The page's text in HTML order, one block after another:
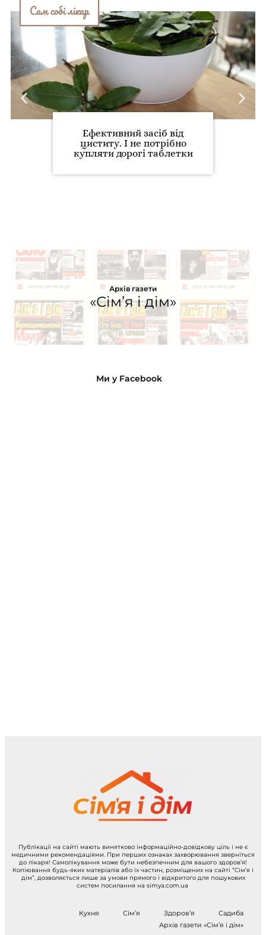
Сам собі лікар
Ефективний засіб від
циститу. І не потрібно
купляти дорогі таблетки
Архів газети
«Сім’я і дім»
Ми у Facebook
Публікації на сайті мають винятково інформаційно-довідкову ціль і не є
медичними рекомендаціями. При перших ознаках захворювання зверніться
до лікаря! Самолікування може бути небезпечним для вашого здоров’я!
Копіювання будь-яких матеріалів або їх частин, розміщених на сайті “Сім’я і
дім”, дозволяється лише за умови прямого і відкритого для пошукових
систем посилання на simya.com.ua
Кухня Сім’я Здоров’я
Садиба
Архів газети «Сім’я і дім»